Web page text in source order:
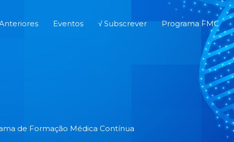
Eventos √ Subscrever Programa FMC
de Formação Médica Contínua